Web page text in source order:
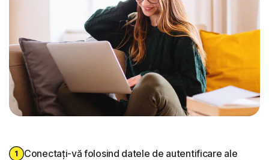
Conectați-vă folosind datele de autentificare ale